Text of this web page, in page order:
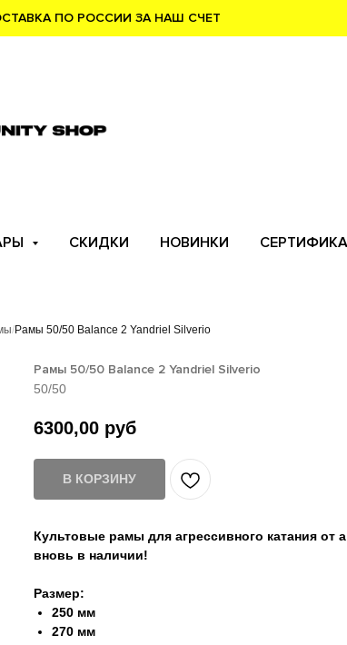
ПО РОССИИ ЗА НАШ СЧЕТ
СКИДКИ НОВИНКИ
/Рамы 50/50 Balance 2 Yandriel Silverio
Рамы 50/50 Balance 2 Yandriel Silverio
50/50
6300,00 руб
В КОРЗИНУ
Культовые рамы для агрессивного катания от
вновь в наличии!
Размер:
250 мм
270 мм